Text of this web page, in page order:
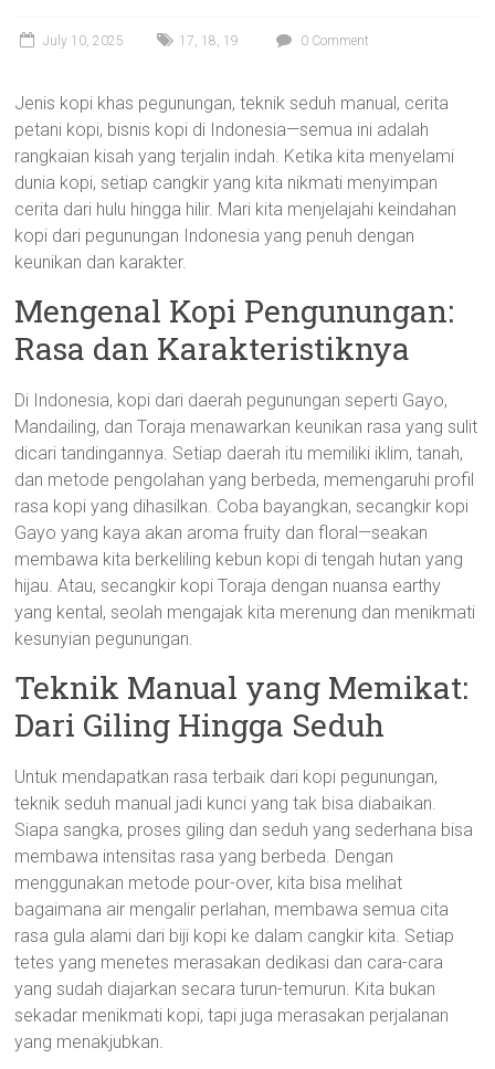
July 10, 2025 17, 18, 19 0 Comment
Jenis kopi khas pegunungan, teknik seduh manual, cerita
petani kopi, bisnis kopi di Indonesia—semua ini adalah
rangkaian kisah yang terjalin indah. Ketika kita menyelami
dunia kopi, setiap cangkir yang kita nikmati menyimpan
cerita dari hulu hingga hilir. Mari kita menjelajahi keindahan
kopi dari pegunungan Indonesia yang penuh dengan
keunikan dan karakter.
Mengenal Kopi Pengunungan:
Rasa dan Karakteristiknya
Di Indonesia, kopi dari daerah pegunungan seperti Gayo,
Mandailing, dan Toraja menawarkan keunikan rasa yang sulit
dicari tandingannya. Setiap daerah itu memiliki iklim, tanah,
dan metode pengolahan yang berbeda, memengaruhi profil
rasa kopi yang dihasilkan. Coba bayangkan, secangkir kopi
Gayo yang kaya akan aroma fruity dan floral—seakan
membawa kita berkeliling kebun kopi di tengah hutan yang
hijau. Atau, secangkir kopi Toraja dengan nuansa earthy
yang kental, seolah mengajak kita merenung dan menikmati
kesunyian pegunungan.
Teknik Manual yang Memikat:
Dari Giling Hingga Seduh
Untuk mendapatkan rasa terbaik dari kopi pegunungan,
teknik seduh manual jadi kunci yang tak bisa diabaikan.
Siapa sangka, proses giling dan seduh yang sederhana bisa
membawa intensitas rasa yang berbeda. Dengan
menggunakan metode pour-over, kita bisa melihat
bagaimana air mengalir perlahan, membawa semua cita
rasa gula alami dari biji kopi ke dalam cangkir kita. Setiap
tetes yang menetes merasakan dedikasi dan cara-cara
yang sudah diajarkan secara turun-temurun. Kita bukan
sekadar menikmati kopi, tapi juga merasakan perjalanan
yang menakjubkan.